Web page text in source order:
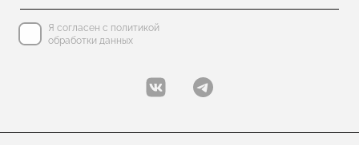
Я согласен с политикой
обработки данных